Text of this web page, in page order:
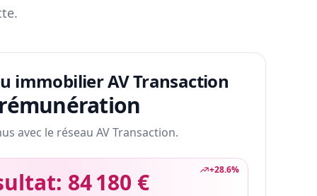
immobilier AV Transaction
avec le réseau AV Transaction.
+28.6%
84 180 €